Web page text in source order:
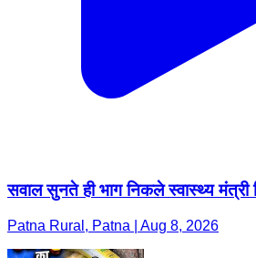
सवाल सुनते ही भाग निकले स्वास्थ्य मंत्री
Patna Rural, Patna | Aug 8, 2026